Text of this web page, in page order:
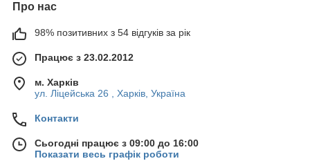
Про нас
98% позитивних з 54 відгуків за рік
Працює з 23.02.2012
м. Харків
ул. Ліцейська 26 , Харків, Україна
Контакти
Сьогодні працює з 09:00 до 16:00
Показати весь графік роботи